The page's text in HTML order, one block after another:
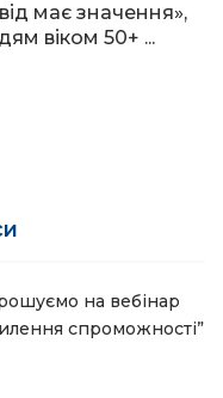
має значення»,
віком 50+ ...
на вебінар
спроможності”